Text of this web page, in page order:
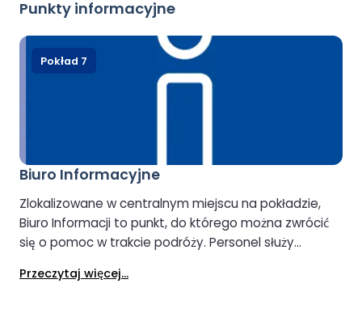
Punkty informacyjne
Biuro Informacyjne
Zlokalizowane w centralnym miejscu na pokładzie,
Biuro Informacji to punkt, do którego można zwrócić
się o pomoc w trakcie podróży. Personel służy
znalezionych, udogodnień na pokładzie oraz
Przeczytaj więcej...
Pokład 7